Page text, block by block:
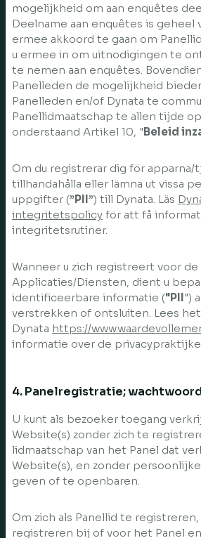
mogelijkheid om aan enquêtes
Deelname aan enquêtes is geheel
ermee akkoord te gaan om
u ermee in om uitnodigingen te
te nemen aan enquêtes.
Panelleden de mogelijkheid
Panelleden en/of Dynata te
Panellidmaatschap te allen tijde
onderstaand Artikel 10, "Beleid
Om du registrerar dig för apparna/
tillhandahålla eller lämna ut vissa
uppgifter (”PII”) till Dynata. Läs
integritetspolicy för att få
integritetsrutiner.
Wanneer u zich registreert voor de
Applicaties/Diensten, dient u
identificeerbare informatie ("PII")
verstrekken of ontsluiten. Lees
Dynata https://
informatie over de
4. Panelregistratie;
U kunt als bezoeker toegang
Website(s) zonder zich te
lidmaatschap van het Panel dat
Website(s), en zonder
geven of te openbaren.
Om zich als Panellid te
registreren bij of voor het Panel